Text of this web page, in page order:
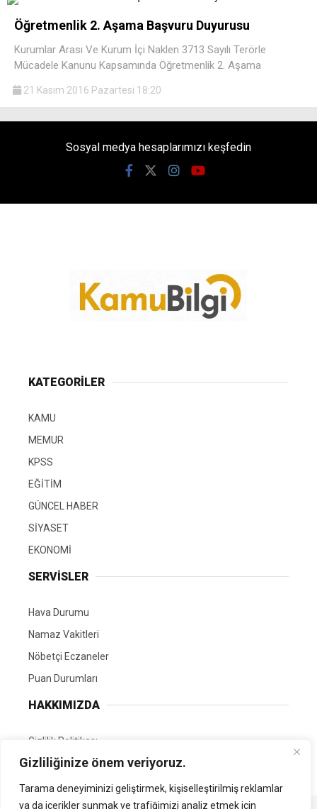
Gizliliğinize önem veriyoruz.
Tarama deneyiminizi geliştirmek, kişiselleştirilmiş reklamlar
ya da içerikler sunmak ve trafiğimizi analiz etmek için
Öğretmenlik 2. Aşama Başvuru Duyurusu
Kurumlar Arası Ve Kurum İçi Naklen 3713 Sayılı Terörle
Mücadele Kanunu Kapsamında Öğretmenlik 2. Aşama
21 Kasım 2016 Pazartesi 18:20
Sosyal medya hesaplarımızı keşfedin
KATEGORİLER
KAMU
MEMUR
KPSS
EĞİTİM
GÜNCEL HABER
SİYASET
EKONOMİ
SERVİSLER
Hava Durumu
Namaz Vakitleri
Nöbetçi Eczaneler
Puan Durumları
HAKKIMIZDA
Gizlilik Politikası
GÖNÜLLÜ EDİTÖRÜMÜZ OL